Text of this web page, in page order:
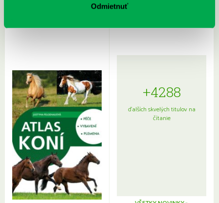
Odmietnuť
Sprievodca po hviezdnej oblohe
kompletný sprievodca
+4288
ďalších skvelých titulov na
čítanie